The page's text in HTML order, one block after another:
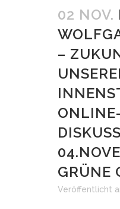
02 NOV.
–
ONLINE-
GRÜNE
Veröffentlicht